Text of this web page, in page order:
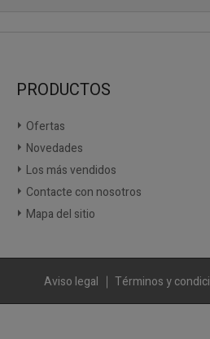
PRODUCTOS
Ofertas
Novedades
Los más vendidos
Contacte con nosotros
Mapa del sitio
Aviso legal Términos y